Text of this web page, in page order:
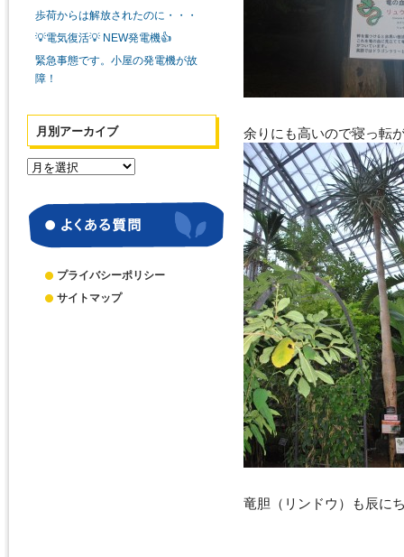
余りにも高いので寝っ転
竜胆（リンドウ）も辰に
歩荷からは解放されたのに・・・
💡電気復活💡 NEW発電機👍
緊急事態です。小屋の発電機が故
障！
月別アーカイブ
月
ー
カ
プライバシーポリシー
サイトマップ